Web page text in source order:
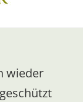
wieder